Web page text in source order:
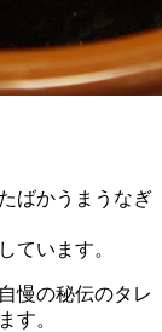
ばかうまうなぎ
ています。
慢の秘伝のタレ
す。